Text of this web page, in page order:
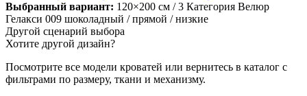
Выбранный вариант: 120×200 см / 3 Категория Велюр
Гелакси 009 шоколадный / прямой / низкие
Другой сценарий выбора
Хотите другой дизайн?
Посмотрите все модели кроватей или вернитесь в каталог с
фильтрами по размеру, ткани и механизму.